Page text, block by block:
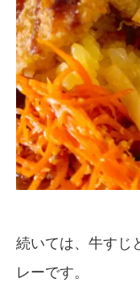
続いては、牛すじ
レーです。